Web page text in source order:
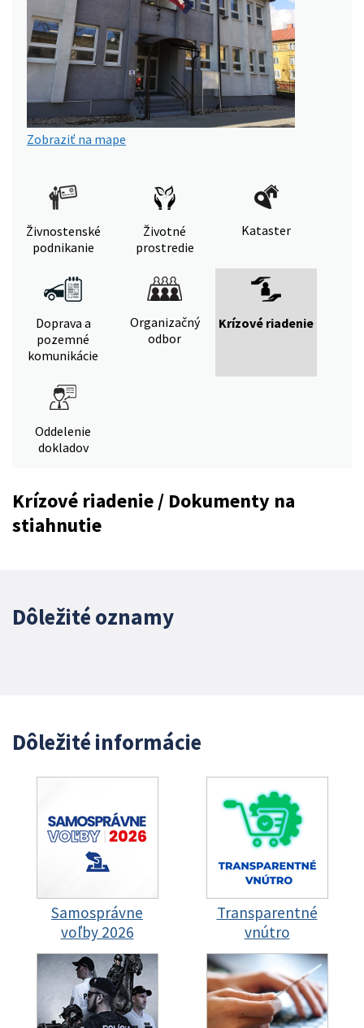
Zobraziť na mape
Živnostenské
podnikanie
Životné
prostredie
Kataster
Doprava a
pozemné
komunikácie
Organizačný
odbor
Krízové riadenie
Oddelenie
dokladov
Krízové riadenie / Dokumenty na
stiahnutie
Dôležité oznamy
Dôležité informácie
Samosprávne
voľby 2026
Transparentné
vnútro